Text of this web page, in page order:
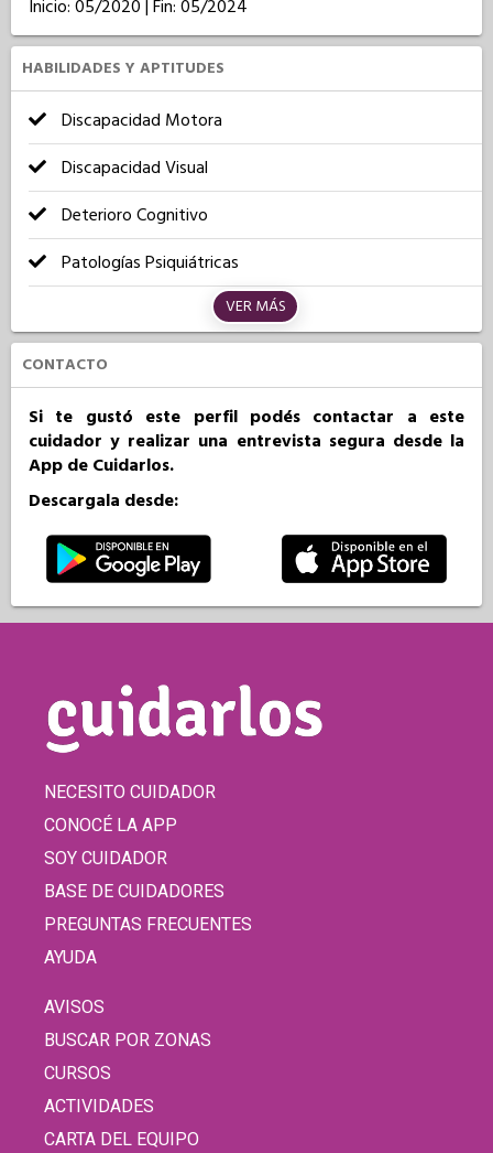
Inicio: 05/2020 | Fin: 05/2024
HABILIDADES Y APTITUDES
Discapacidad Motora
Discapacidad Visual
Deterioro Cognitivo
Patologías Psiquiátricas
VER MÁS
CONTACTO
Si te gustó este perfil podés contactar a este
cuidador y realizar una entrevista segura desde la
App de Cuidarlos.
Descargala desde:
NECESITO CUIDADOR
CONOCÉ LA APP
SOY CUIDADOR
BASE DE CUIDADORES
PREGUNTAS FRECUENTES
AYUDA
AVISOS
BUSCAR POR ZONAS
CURSOS
ACTIVIDADES
CARTA DEL EQUIPO